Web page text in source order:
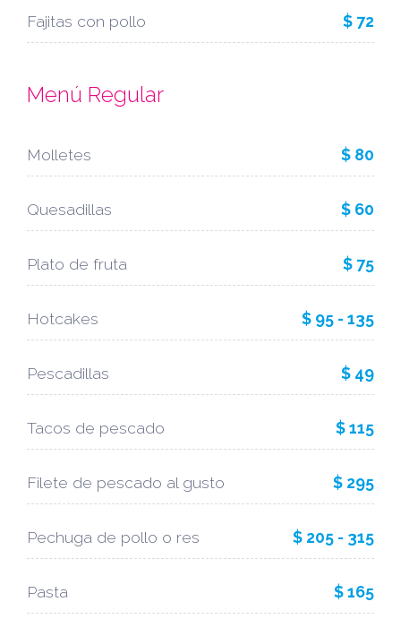
Fajitas con pollo $ 72
Menú Regular
Molletes $ 80
Quesadillas $ 60
Plato de fruta $ 75
Hotcakes $ 95 - 135
Pescadillas $ 49
Tacos de pescado $ 115
Filete de pescado al gusto $ 295
Pechuga de pollo o res $ 205 - 315
Pasta $ 165